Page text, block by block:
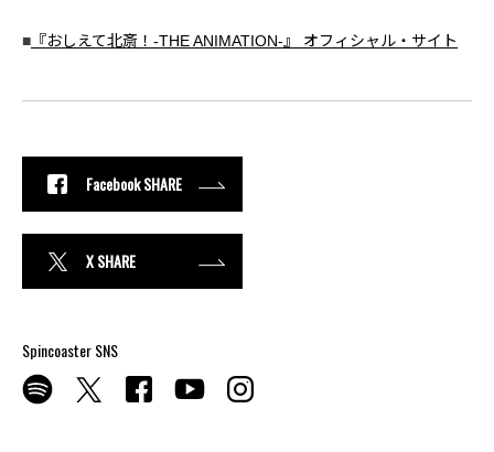
■ 『おしえて北斎！-THE ANIMATION-』 オフィシャル・サイト
Facebook SHARE
X SHARE
Spincoaster SNS